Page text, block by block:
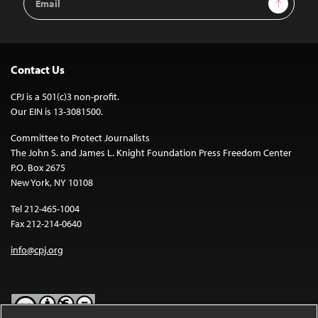
Address
Contact Us
CPJ is a 501(c)3 non-profit.
Our EIN is 13-3081500.
Committee to Protect Journalists
The John S. and James L. Knight Foundation Press Freedom Center
P.O. Box 2675
New York, NY 10108
Tel 212-465-1004
Fax 212-214-0640
info@cpj.org